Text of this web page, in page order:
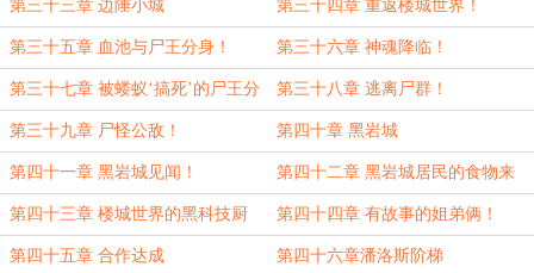
第三十三章 边陲小城 第三十四章 重返楼城世界！
第三十五章 血池与尸王分身！ 第三十六章 神魂降临！
第三十七章 被蝼蚁‘搞死’的尸王分
身！
第三十八章 逃离尸群！
第三十九章 尸怪公敌！ 第四十章 黑岩城
第四十一章 黑岩城见闻！ 第四十二章 黑岩城居民的食物来
源！
第四十三章 楼城世界的黑科技厨
房！
第四十四章 有故事的姐弟俩！
第四十五章 合作达成 第四十六章潘洛斯阶梯